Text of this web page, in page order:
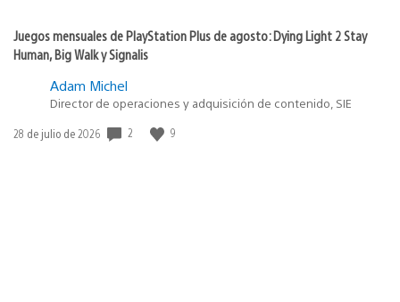
Juegos mensuales de PlayStation Plus de agosto: Dying Light 2 Stay
Human, Big Walk y Signalis
Adam Michel
Director de operaciones y adquisición de contenido, SIE
Fecha
28 de julio de 2026 2 9